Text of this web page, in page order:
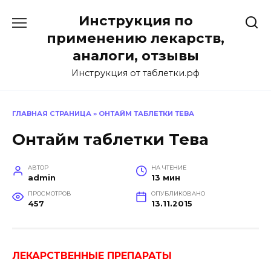
содержанию
Инструкция по
применению лекарств,
аналоги, отзывы
Инструкция от таблетки.рф
ГЛАВНАЯ СТРАНИЦА » ОНТАЙМ ТАБЛЕТКИ ТЕВА
Онтайм таблетки Тева
АВТОР
admin
НА ЧТЕНИЕ
13 мин
ПРОСМОТРОВ
457
ОПУБЛИКОВАНО
13.11.2015
ЛЕКАРСТВЕННЫЕ ПРЕПАРАТЫ